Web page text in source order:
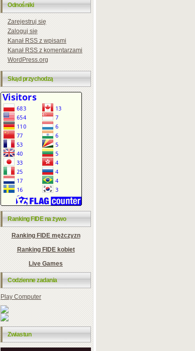
Odnośniki
Zarejestruj się
Zaloguj się
KanałRSSz wpisami
KanałRSSz komentarzami
WordPress.org
Skąd przychodzą
Ranking FIDE na żywo
Ranking FIDE mężczyzn
Ranking FIDE kobiet
Live Games
Codzienne zadania
Play Computer
Zwiastun